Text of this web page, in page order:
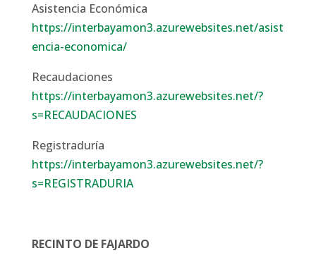
Asistencia Económica
https://interbayamon3.azurewebsites.net/asist
encia-economica/
Recaudaciones
https://interbayamon3.azurewebsites.net/?
s=RECAUDACIONES
Registraduría
https://interbayamon3.azurewebsites.net/?
s=REGISTRADURIA
RECINTO DE FAJARDO